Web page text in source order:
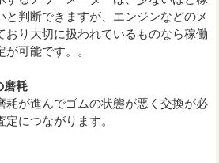
と判断できますが、エンジンなどのメ
おり大切に扱われているものなら稼働
可能です。。
磨耗
耗が進んでゴムの状態が悪く交換が必
につながります。